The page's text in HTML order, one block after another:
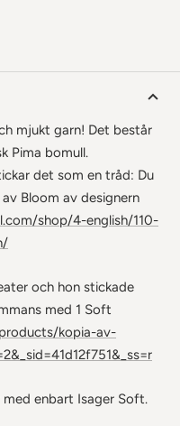
mjukt garn! Det består
Pima bomull.
det som en tråd: Du
Bloom av designern
shop/4-english/110-
och hon stickade
med 1 Soft
kopia-av-
enbart Isager Soft.